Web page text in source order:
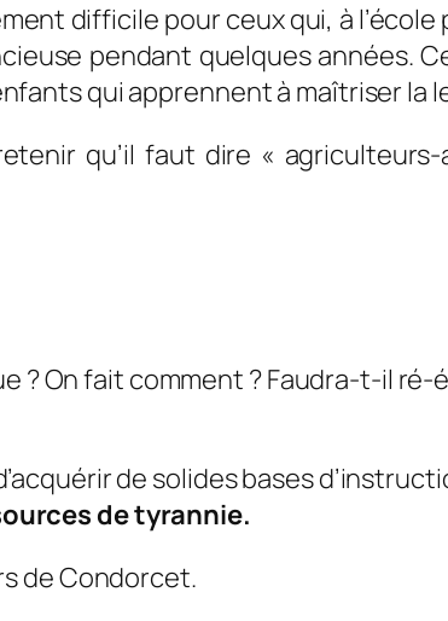
difficile pour ceux qui, à
pendant quelques années.
qui apprennent à maîtriser la
qu’il faut dire «
? On fait comment ? Faudra-t-il ré-
de solides bases
de tyrannie.
de Condorcet.